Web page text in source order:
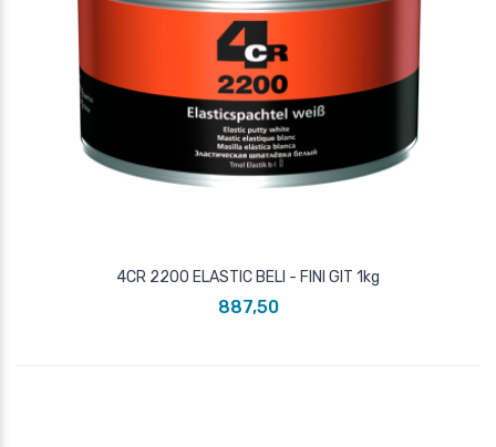
4CR 2200 ELASTIC BELI - FINI GIT 1kg
887,50